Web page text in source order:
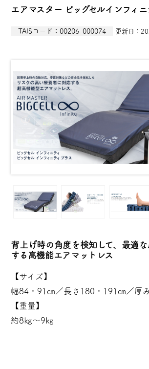
エアマスター ビッグセルインフィニ
TAISコード：00206-000074 更新日：
背上げ時の角度を検知して、最適
する高機能エアマットレス
【サイズ】
幅84・91㎝／長さ180・191㎝／厚
【重量】
約8㎏～9㎏